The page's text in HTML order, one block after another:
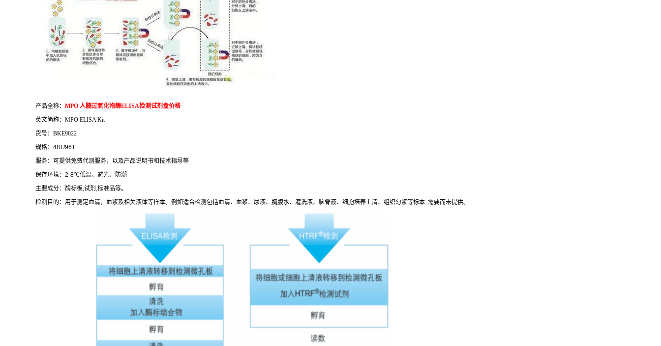
产品全称： MPO 人髓过氧化物酶ELISA检测试剂盒价格
英文简称： MPO ELISA Kit
货号： BKE9022
规格： 48T/96T
服务：可提供免费代测服务，以及产品说明书和技术指导等
保存环境： 2-8℃低温、避光、防潮
主要成分：酶标板 试剂 标准品等。
检测目的：用于测定血清，血浆及相关液体等样本。例如适合检测包括血清、血浆、尿液、胸腹水、灌洗液、脑脊液、细胞培养上清、组织匀浆等标本 需要而未提供。